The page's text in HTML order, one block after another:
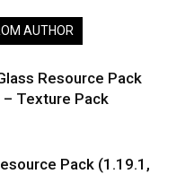
AUTHOR
Resource Pack
– Texture Pack
Pack (1.19.1,